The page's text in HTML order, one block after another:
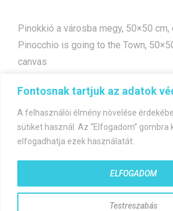
Fontosnak tartjuk az adatok
A felhasználói élmény növelése
sütiket használ. Az “Elfogadom” gombra
elfogadhatja ezek használatát.
Testreszabás
ELFOGADOM
Pinokkió a városba megy, 50×50 cm,
Pinocchio is going to the Town,
canvas
Bejegyzés
navigáció
©gyorfiandras.hu